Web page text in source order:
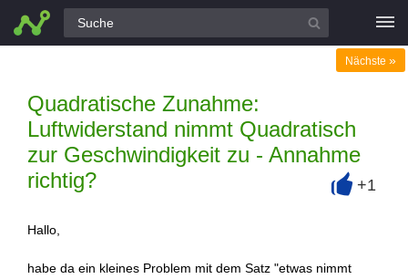
Alle Fragen
Quadratische Zunahme:
Luftwiderstand nimmt Quadratisch
zur Geschwindigkeit zu - Annahme
richtig?
Nächste »
+1
Hallo,
habe da ein kleines Problem mit dem Satz "etwas nimmt